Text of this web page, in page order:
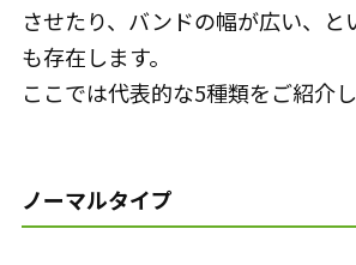
させたり、バンドの幅が広い、と
も存在します。
ここでは代表的な5種類をご紹介し
ノーマルタイプ